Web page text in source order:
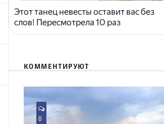
Этот танец невесты оставит вас без
слов! Пересмотрела 10 раз
КОММЕНТИРУЮТ
0